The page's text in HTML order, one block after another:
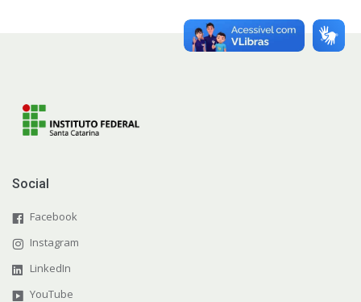
Inscrições e acompanhamento
Provas e Gabaritos
Estatísticas dos Processos Seletivos
Social
Facebook
Instagram
LinkedIn
YouTube